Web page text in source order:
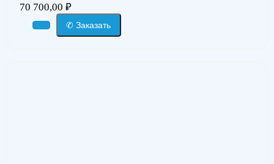
70 700,00 ₽
✆ Заказать